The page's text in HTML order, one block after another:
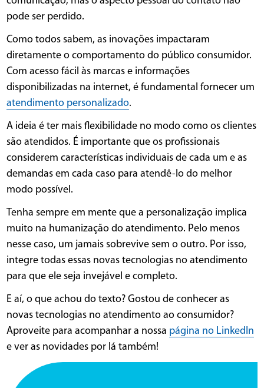
pode ser perdido.
Como todos sabem, as inovações impactaram
diretamente o comportamento do público consumidor.
Com acesso fácil às marcas e informações
disponibilizadas na internet, é fundamental fornecer um
atendimento personalizado.
A ideia é ter mais flexibilidade no modo como os clientes
são atendidos. É importante que os profissionais
considerem características individuais de cada um e as
demandas em cada caso para atendê-lo do melhor
modo possível.
Tenha sempre em mente que a personalização implica
muito na humanização do atendimento. Pelo menos
nesse caso, um jamais sobrevive sem o outro. Por isso,
integre todas essas novas tecnologias no atendimento
para que ele seja invejável e completo.
E aí, o que achou do texto? Gostou de conhecer as
novas tecnologias no atendimento ao consumidor?
Aproveite para acompanhar a nossa página no LinkedIn
e ver as novidades por lá também!